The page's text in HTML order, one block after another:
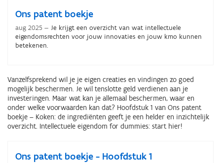
Ons patent boekje
aug 2025
Je krijgt een overzicht van wat intellectuele
eigendomsrechten voor jouw innovaties en jouw kmo kunnen
betekenen.
Vanzelfsprekend wil je je eigen creaties en vindingen zo goed
mogelijk beschermen. Je wil tenslotte geld verdienen aan je
investeringen. Maar wat kan je allemaal beschermen, waar en
onder welke voorwaarden kan dat? Hoofdstuk 1 van Ons patent
boekje – Koken: de ingrediënten geeft je een helder en inzichtelijk
overzicht. Intellectuele eigendom for dummies: start hier!
Ons patent boekje - Hoofdstuk 1